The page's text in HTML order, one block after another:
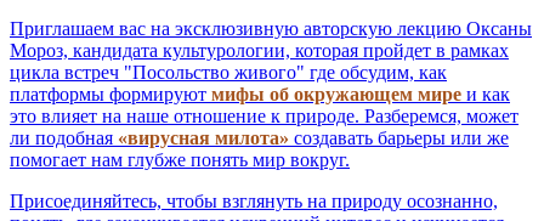
Приглашаем вас на эксклюзивную авторскую лекцию Оксаны
Мороз, кандидата культурологии, которая пройдет в рамках
цикла встреч "Посольство живого" где обсудим, как
платформы формируют мифы об окружающем мире и как
это влияет на наше отношение к природе. Разберемся, может
ли подобная «вирусная милота» создавать барьеры или же
помогает нам глубже понять мир вокруг.
Присоединяйтесь, чтобы взглянуть на природу осознанно,